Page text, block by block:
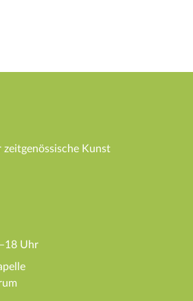
zeitgenössische Kunst
Uhr